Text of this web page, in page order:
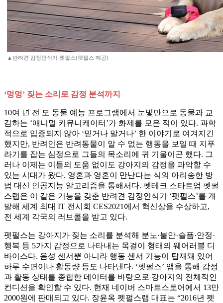
▲반려견 감정인식기 펫펄스(펫펄스 제공)
‘멍멍’ 짖는 소리로 감정 분석까지
10여 년 전 모 동물 예능 프로그램에서 눈빛만으로 동물과 교
감하는 ‘애니멀 커뮤니케이터’가 화제를 모은 적이 있다. 과학
적으로 입증되지 않아 ‘믿거나 말거나’ 한 이야기로 여겨지긴
했지만, 반려인은 반려동물이 알 수 없는 행동을 보일 때 지푸
라기를 잡는 심정으로 그들의 목소리에 귀 기울이곤 했다. 그
러나 이제는 이들의 도움 없이도 강아지의 감정을 파악할 수
있는 시대가 왔다. 영혼과 영혼이 만난다는 식의 아리송한 방
법 대신 인공지능 알고리즘을 통해서다. 펫테크 스타트업 펫펄
스랩은 이 같은 기능을 갖춘 반려견 감정인식기 ‘펫펄스’를 개
발해 세계 최대 IT 전시회 CES2021에서 혁신상을 수상하고,
전 세계 각국의 러브콜을 받고 있다.
펫펄스는 강아지가 짖는 소리를 분석해 분노·불안·슬픔·안정·
행복 등 5가지 감정으로 나타내는 목걸이 형태의 웨어러블 디
바이스다. 음성 센서뿐 아니라 행동 센서 기능이 탑재돼 있어
하루 수면이나 활동량 등도 나타낸다. ‘펫펄스’ 앱을 통해 감정
과 활동 상태를 종합한 데이터를 바탕으로 강아지의 전체적인
컨디션을 확인할 수 있다. 현재 네이버 스마트스토어에서 13만
2000원에 판매되고 있다. 장윤옥 펫펄스랩 대표는 “2016년 펫